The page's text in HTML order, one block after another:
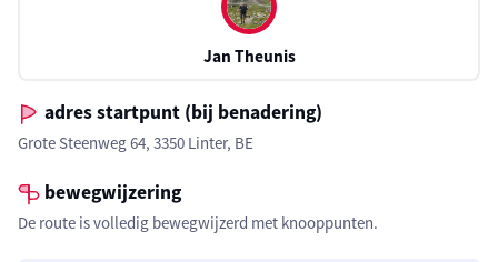
Jan Theunis
adres startpunt (bij benadering)
Grote Steenweg 64, 3350 Linter, BE
bewegwijzering
De route is volledig bewegwijzerd met knooppunten.